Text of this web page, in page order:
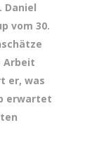
Daniel
vom 30.
Arbeit
er, was
erwartet